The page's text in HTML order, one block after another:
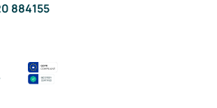
884155